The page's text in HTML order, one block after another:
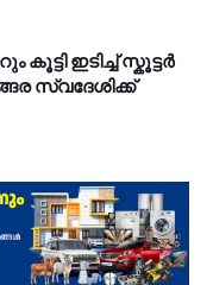
കൂട്ടി ഇടിച്ച് സ്കൂട്ടർ
സ്വദേശിക്ക്